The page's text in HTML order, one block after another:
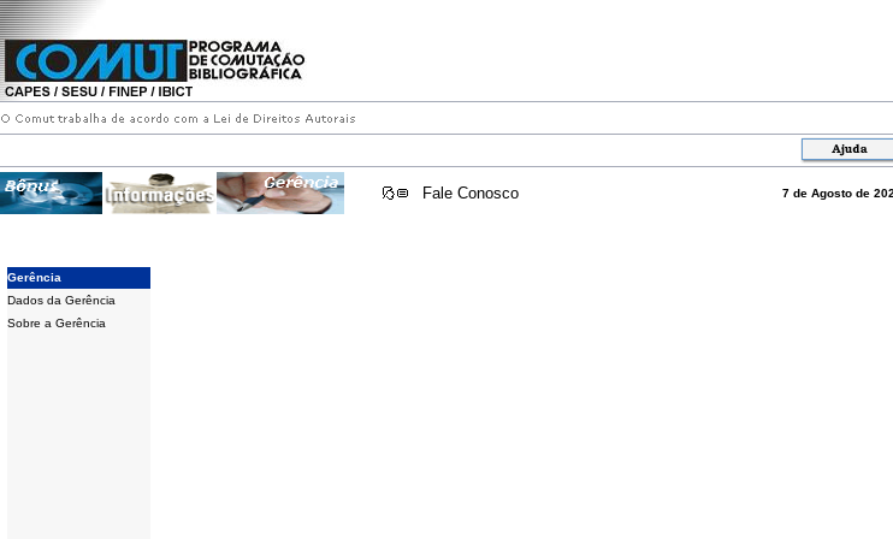
Fale Conosco 7 de Agosto de
Gerência
Dados da Gerência
Sobre a Gerência